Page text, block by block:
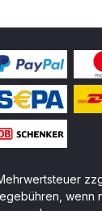
wenn